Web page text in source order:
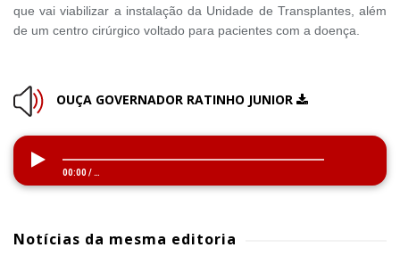
que vai viabilizar a instalação da Unidade de Transplantes, além
de um centro cirúrgico voltado para pacientes com a doença.
OUÇA GOVERNADOR RATINHO JUNIOR
00:00/…
Notícias da mesma editoria